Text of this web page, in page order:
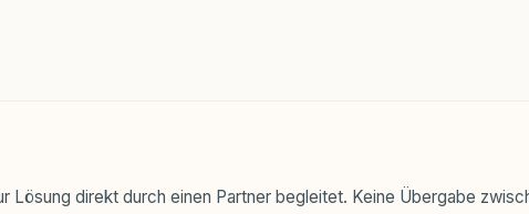
direkt durch einen Partner begleitet. Keine Übergabe